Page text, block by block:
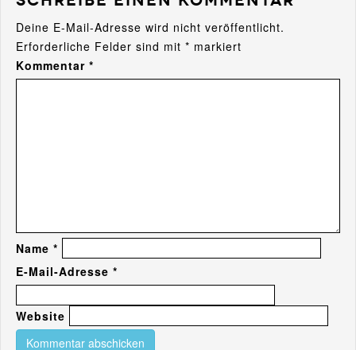
Deine E-Mail-Adresse wird nicht veröffentlicht.
Erforderliche Felder sind mit * markiert
Kommentar *
Name *
E-Mail-Adresse *
Website